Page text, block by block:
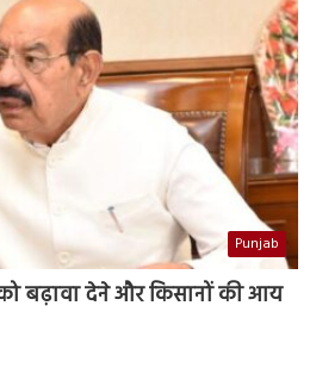
Punjab
बढ़ावा देने और किसानों की आय